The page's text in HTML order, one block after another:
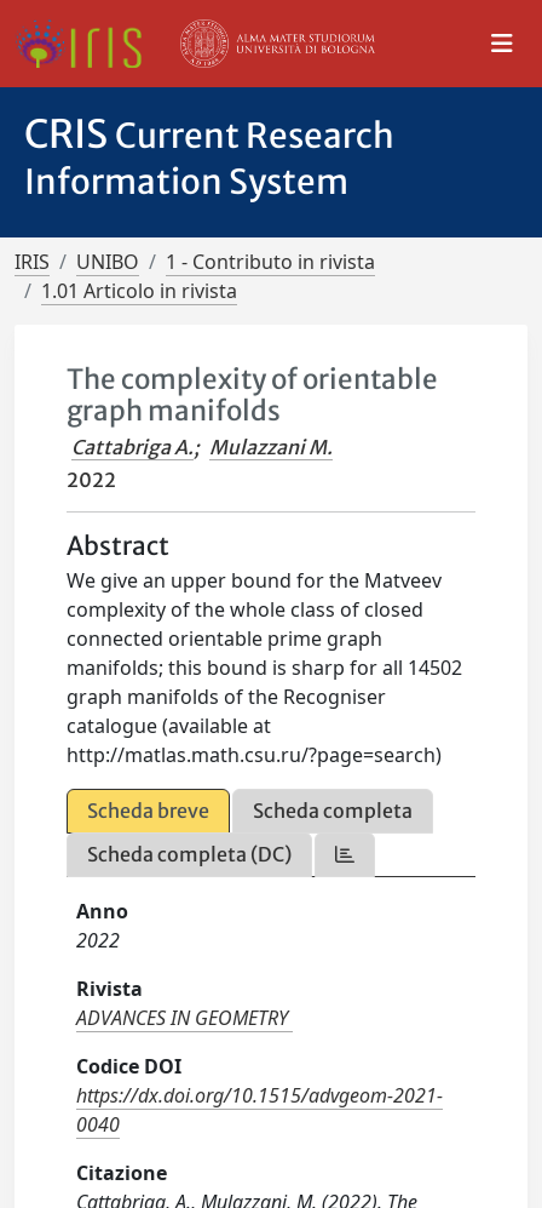
CRIS Current Research
Information System
IRIS UNIBO
1 - Contributo in rivista
1.01 Articolo in rivista
The complexity of orientable
graph manifolds
Cattabriga A.; Mulazzani M.
2022
Abstract
We give an upper bound for the Matveev
complexity of the whole class of closed
connected orientable prime graph
manifolds; this bound is sharp for all 14502
graph manifolds of the Recogniser
catalogue (available at
http://matlas.math.csu.ru/?page=search)
Scheda breve
Scheda completa
Scheda completa (DC)
Anno
2022
Rivista
ADVANCES IN GEOMETRY
Codice DOI
https://dx.doi.org/10.1515/advgeom-2021-
0040
Citazione
Cattabriga, A., Mulazzani, M. (2022). The